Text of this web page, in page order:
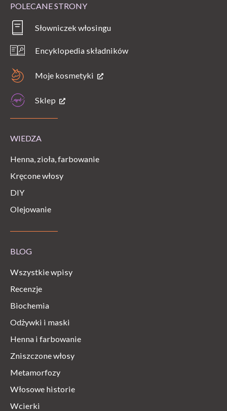
POLECANE STRONY
Słowniczek włosingu
Encyklopedia składników
Moje kosmetyki
Sklep
WIEDZA
Henna, zioła, farbowanie
Kręcone włosy
DIY
Olejowanie
BLOG
Wszystkie wpisy
Recenzje
Biochemia
Odżywki i maski
Henna i farbowanie
Zniszczone włosy
Metamorfozy
Włosowe historie
Wcierki